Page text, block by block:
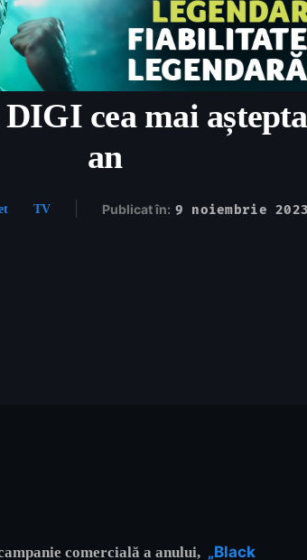
cea mai
an
TV Publicat în: 9 noiembrie
comercială a anului, „Black